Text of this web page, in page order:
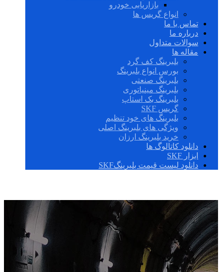
بازاریابی خودرو
انواع گریس ها
تماس با ما
درباره ما
سوالات متداول
مقاله ها
بلبرینگ کف گرد
بورس انواع بلبرینگ
بلبرینگ صنعتی
بلبرینگ مینیاتوری
بلبرینگ بک استاپ
گریس SKF
بلبرینگ های خود تنظیم
ویژگی های بلبرینگ اصلی
خرید بلبرینگ ارزان
دانلود کاتالوگ ها
ابزار SKF
دانلود لیست قیمت بلبرینگSKF